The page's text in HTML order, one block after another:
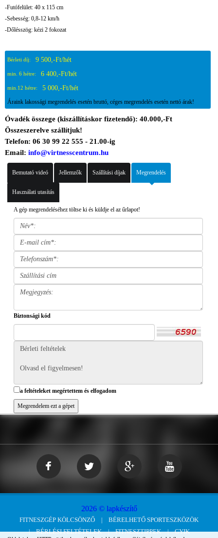
-Futófelület: 40 x 115 cm
-Sebesség: 0,8-12 km/h
-Dőlésszög: kézi 2 fokozat
Bérleti díj: 9 500,-Ft/hét
min. 6 hétre: 6 400,-Ft/hét
min.12 hétre: 5 000,-Ft/hét
Áraink lakossági megrendelés esetén bruttó, céges megrendelés esetén nettó árak!
Óvadék összege (kiszállításkor fizetendő): 40.000,-Ft
Összeszerelve szállítjuk!
Telefon: 06 30 99 22 555 - 21.00-ig
Email: info@virtnesscentrum.hu
Bemutató videó Jellemzők Szállítási díjak Megrendelés
Használati utasítás
A gép megrendeléséhez töltse ki és küldje el az űrlapot!
Biztonsági kód
a feltételeket megértettem és elfogadom
2026 © lapkészítő
FITNESZGÉP KÖLCSÖNZŐ
BÉRELHETŐ SPORTESZKÖZÖK
BÉRLÉSI FELTÉTELEK
FITNESZTIPPEK GYIK